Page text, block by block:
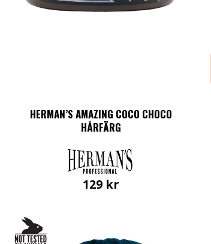
HERMAN’S AMAZING COCO CHOCO
HÅRFÄRG
129 kr